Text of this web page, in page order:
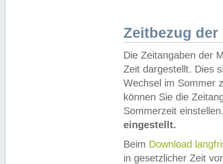
Zeitbezug der
Die Zeitangaben der
Zeit dargestellt. Dies
Wechsel im Sommer
können Sie die
Sommerzeit
eingestellt.
Beim Download
in gesetzlicher Zeit